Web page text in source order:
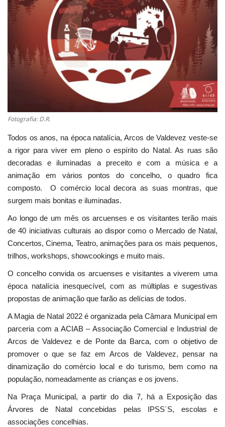
Lazer
Fotografia: D.R.
Todos os anos, na época natalícia, Arcos de Valdevez veste-se
a rigor para viver em pleno o espírito do Natal. As ruas são
decoradas e iluminadas a preceito e com a música e a
animação em vários pontos do concelho, o quadro fica
composto. O comércio local decora as suas montras, que
surgem mais bonitas e iluminadas.
Ao longo de um mês os arcuenses e os visitantes terão mais
de 40 iniciativas culturais ao dispor como o Mercado de Natal,
Concertos, Cinema, Teatro, animações para os mais pequenos,
trilhos, workshops, showcookings e muito mais.
O concelho convida os arcuenses e visitantes a viverem uma
época natalícia inesquecível, com as múltiplas e sugestivas
propostas de animação que farão as delícias de todos.
A Magia de Natal 2022 é organizada pela Câmara Municipal em
parceria com a ACIAB – Associação Comercial e Industrial de
Arcos de Valdevez e de Ponte da Barca, com o objetivo de
promover o que se faz em Arcos de Valdevez, pensar na
dinamização do comércio local e do turismo, bem como na
população, nomeadamente as crianças e os jovens.
Na Praça Municipal, a partir do dia 7, há a Exposição das
Árvores de Natal concebidas pelas IPSS´S, escolas e
associações concelhias.